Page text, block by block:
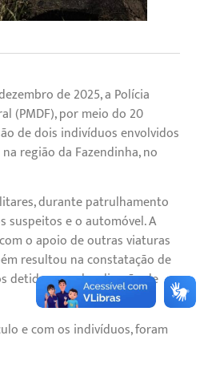
de 2025, a Polícia
(PMDF), por meio do 20º
de dois indivíduos envolvidos
região da Fazendinha, no
durante patrulhamento
suspeitos e o automóvel. A
o apoio de outras viaturas
resultou na constatação de
detidos e na localização de
e com os indivíduos, foram